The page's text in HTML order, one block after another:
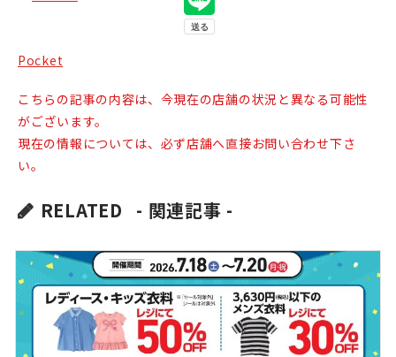
Pocket
こちらの記事の内容は、今現在の店舗の状況と異なる可能性
がございます。
現在の情報については、必ず店舗へ直接お問い合わせ下さ
い。
RELATED - 関連記事 -